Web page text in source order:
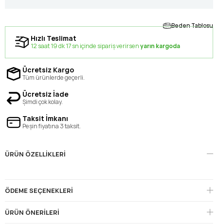
Beden Tablosu
Hızlı Teslimat
12 saat 19 dk 17 sn içinde sipariş verirsenyarın kargoda
Ücretsiz Kargo
Tüm ürünlerde geçerli.
Ücretsiz İade
Şimdi çok kolay.
Taksit İmkanı
Peşin fiyatına 3 taksit.
ÜRÜN ÖZELLIKLERI
ÖDEME SEÇENEKLERI
ÜRÜN ÖNERILERI